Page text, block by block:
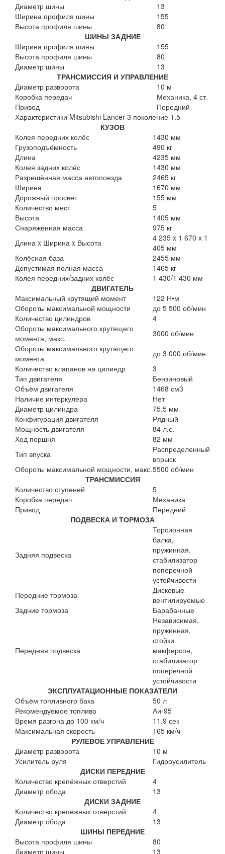
Диаметр шины
13
Ширина профиля шины
155
Высота профиля шины
80
ШИНЫ ЗАДНИЕ
Ширина профиля шины
155
Высота профиля шины
80
Диаметр шины
13
ТРАНСМИССИЯ И УПРАВЛЕНИЕ
Диаметр разворота
10 м
Коробка передач
Механика, 4 ст.
Привод
Передний
Характеристики Mitsubishi Lancer 3 поколение 1.5
КУЗОВ
Колея передних колёс
1430 мм
Грузоподъёмность
490 кг
Длина
4235 мм
Колея задних колёс
1430 мм
Разрешённая масса автопоезда
2465 кг
Ширина
1670 мм
Дорожный просвет
155 мм
Количество мест
5
Высота
1405 мм
Снаряженная масса
975 кг
Длина x Ширина x Высота
4 235 x 1 670 x 1
405 мм
Колёсная база
2455 мм
Допустимая полная масса
1465 кг
Колея передних/задних колёс
1 430/1 430 мм
ДВИГАТЕЛЬ
Максимальный крутящий момент
122 Н•м
Обороты максимальной мощности
до 5 500 об/мин
Количество цилиндров
4
Обороты максимального крутящего
момента, макс.
3000 об/мин
Обороты максимального крутящего
момента
до 3 000 об/мин
Количество клапанов на цилиндр
3
Тип двигателя
Бензиновый
Объём двигателя
1468 см3
Наличие интеркулера
Нет
Диаметр цилиндра
75.5 мм
Конфигурация двигателя
Рядный
Мощность двигателя
84 л.с.
Ход поршня
82 мм
Тип впуска
Распределенный
впрыск
Обороты максимальной мощности, макс.5500 об/мин
ТРАНСМИССИЯ
Количество ступеней
5
Коробка передач
Механика
Привод
Передний
ПОДВЕСКА И ТОРМОЗА
Задняя подвеска
Торсионная
балка,
пружинная,
стабилизатор
поперечной
устойчивости
Передние тормоза
Дисковые
вентилируемые
Задние тормоза
Барабанные
Передняя подвеска
Независимая,
пружинная,
стойки
макферсон,
стабилизатор
поперечной
устойчивости
ЭКСПЛУАТАЦИОННЫЕ ПОКАЗАТЕЛИ
Объём топливного бака
50 л
Рекомендуемое топливо
Аи-95
Время разгона до 100 км/ч
11.9 сек
Максимальная скорость
165 км/ч
РУЛЕВОЕ УПРАВЛЕНИЕ
Диаметр разворота
10 м
Усилитель руля
Гидроусилитель
ДИСКИ ПЕРЕДНИЕ
Количество крепёжных отверстий
4
Диаметр обода
13
ДИСКИ ЗАДНИЕ
Количество крепёжных отверстий
4
Диаметр обода
13
ШИНЫ ПЕРЕДНИЕ
Высота профиля шины
80
Диаметр шины
13